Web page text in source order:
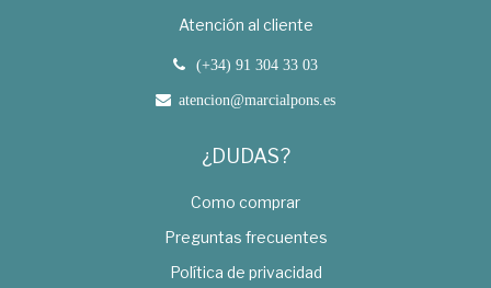
Atención al cliente
(+34) 91 304 33 03
atencion@marcialpons.es
¿DUDAS?
Como comprar
Preguntas frecuentes
Política de privacidad